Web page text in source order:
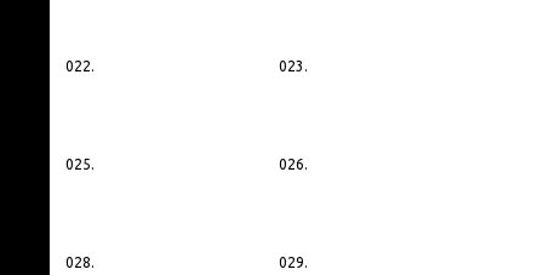
022. 023.
025. 026.
028. 029.